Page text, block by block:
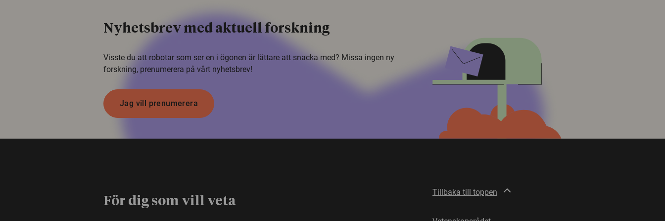
Nyhetsbrev med aktuell forskning
Visste du att robotar som ser en i ögonen är lättare att snacka med? Missa ingen ny
forskning, prenumerera på vårt nyhetsbrev!
Jag vill prenumerera
För dig som vill veta
Tillbaka till toppen